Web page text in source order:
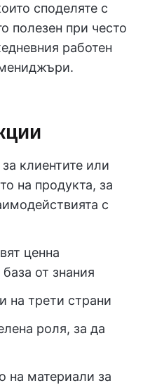
споделяте с
полезен при често
работен
клиентите или
на продукта, за
с
ценна
от знания
на трети страни
роля, за да
на материали за